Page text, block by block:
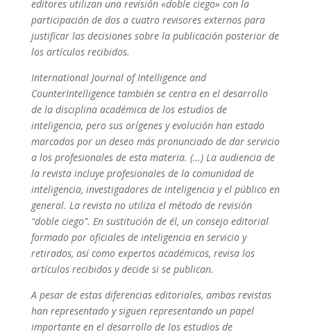
editores utilizan una revisión «doble ciego» con la
participación de dos a cuatro revisores externos para
justificar las decisiones sobre la publicación posterior de
losartículos recibidos.
International Journal of Intelligence and
CounterIntelligence también se centra en el desarrollo
de la disciplina académica de los estudios de
inteligencia, pero sus orígenes y evolución han estado
marcados por un deseo más pronunciado de dar servicio
a losprofesionales de esta materia. (…) La audiencia de
la revista incluye profesionales de la comunidad de
inteligencia, investigadores de inteligencia y el público en
general. La revista no utiliza el método de revisión
“doble ciego”. En sustitución de él, un consejo editorial
formado por oficiales de inteligencia en servicio y
retirados, así como expertos académicos, revisa los
artículos recibidos y decide si se publican.
A pesar de estas diferencias editoriales, ambas revistas
han representado y siguen representando un papel
importante en el desarrollo de los estudios de